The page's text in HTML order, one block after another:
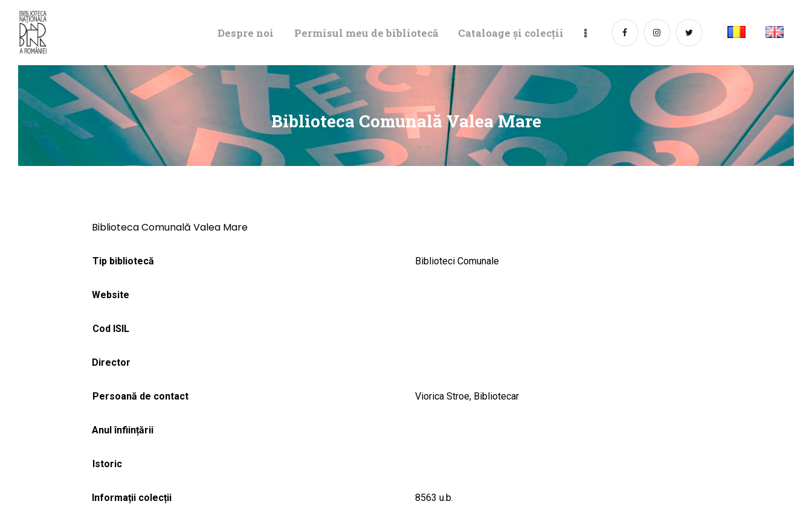
Despre noi Permisul meu de bibliotecă Cataloage și colecții
Biblioteca Comunală Valea Mare
DE BIBLIOTECĂ
CATALOAGE ȘI
COLECȚII
Biblioteca Comunală Valea Mare
Tip bibliotecă Biblioteci Comunale
Website
Cod ISIL
Director
Persoană de contact Viorica Stroe, Bibliotecar
Anul înființării
Istoric
Informații colecții 8563 u.b.